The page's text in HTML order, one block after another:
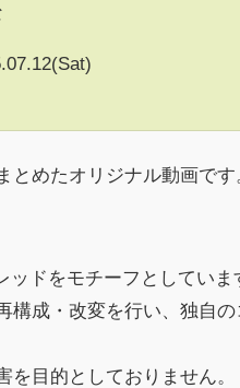
とめたオリジナル動画です
ドをモチーフとしていま
構成・改変を行い、独自
を目的としておりません。